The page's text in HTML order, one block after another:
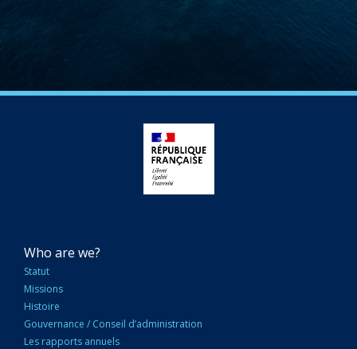
NAVIGATION
PRINCIPALE
Who are we?
Statut
Missions
Histoire
Gouvernance / Conseil d’administration
Les rapports annuels